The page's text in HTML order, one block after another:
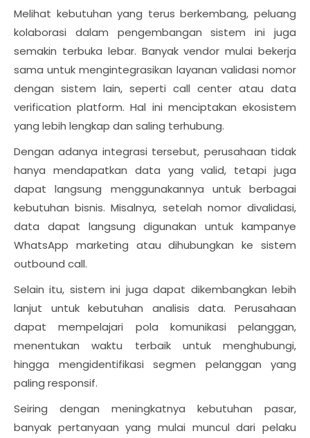
Melihat kebutuhan yang terus berkembang, peluang
kolaborasi dalam pengembangan sistem ini juga
semakin terbuka lebar. Banyak vendor mulai bekerja
sama untuk mengintegrasikan layanan validasi nomor
dengan sistem lain, seperti call center atau data
verification platform. Hal ini menciptakan ekosistem
yang lebih lengkap dan saling terhubung.
Dengan adanya integrasi tersebut, perusahaan tidak
hanya mendapatkan data yang valid, tetapi juga
dapat langsung menggunakannya untuk berbagai
kebutuhan bisnis. Misalnya, setelah nomor divalidasi,
data dapat langsung digunakan untuk kampanye
WhatsApp marketing atau dihubungkan ke sistem
outbound call.
Selain itu, sistem ini juga dapat dikembangkan lebih
lanjut untuk kebutuhan analisis data. Perusahaan
dapat mempelajari pola komunikasi pelanggan,
menentukan waktu terbaik untuk menghubungi,
hingga mengidentifikasi segmen pelanggan yang
paling responsif.
Seiring dengan meningkatnya kebutuhan pasar,
banyak pertanyaan yang mulai muncul dari pelaku